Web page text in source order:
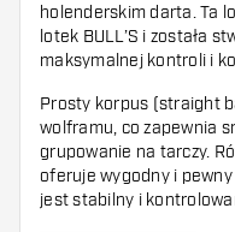
holenderskim darta. Ta
lotek BULL’S i została
maksymalnej kontroli i
Prosty korpus (straight
wolframu, co zapewnia
grupowanie na tarczy.
oferuje wygodny i
jest stabilny i